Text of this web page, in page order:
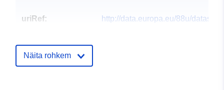
uriRef:
http://data.europa.eu/88u/dataset/
Näita rohkem